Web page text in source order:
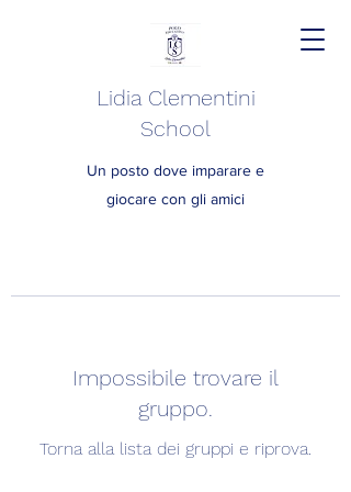
Lidia Clementini
School
Un posto dove imparare e
giocare con gli amici
Impossibile trovare il
gruppo.
Torna alla lista dei gruppi e riprova.